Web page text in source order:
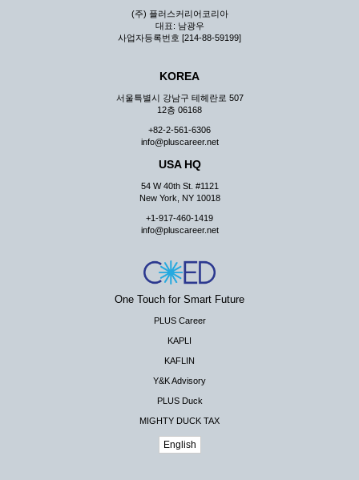
(주) 플러스커리어코리아
대표: 남광우
사업자등록번호 [214-88-59199]
KOREA
서울특별시 강남구 테헤란로 507
12층 06168
+82-2-561-6306
info@pluscareer.net
USA HQ
54 W 40th St. #1121
New York, NY 10018
+1-917-460-1419
info@pluscareer.net
One Touch for Smart Future
PLUS Career
KAPLI
KAFLIN
Y&K Advisory
PLUS Duck
MIGHTY DUCK TAX
English